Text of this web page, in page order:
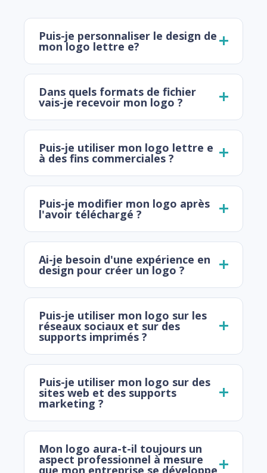
Puis-je personnaliser le design de
mon logo lettre e?
Dans quels formats de fichier
vais-je recevoir mon logo ?
Puis-je utiliser mon logo lettre e
à des fins commerciales ?
Puis-je modifier mon logo après
l'avoir téléchargé ?
Ai-je besoin d'une expérience en
design pour créer un logo ?
Puis-je utiliser mon logo sur les
réseaux sociaux et sur des
supports imprimés ?
Puis-je utiliser mon logo sur des
sites web et des supports
marketing ?
Mon logo aura-t-il toujours un
aspect professionnel à mesure
que mon entreprise se développe